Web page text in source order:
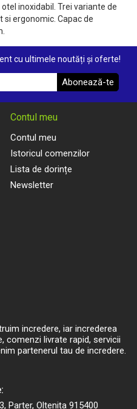
inoxidabil. Trei variante de
si ergonomic. Capac de
cu ultimele noutăți și oferte!
Abonează-te
Contul meu
Contul meu
Istoricul comenzilor
Lista de dorințe
Newsletter
incredere, iar increderea
comenzi livrate rapid, servicii
partenerul tau de incredere.
Parter, Oltenița 915400